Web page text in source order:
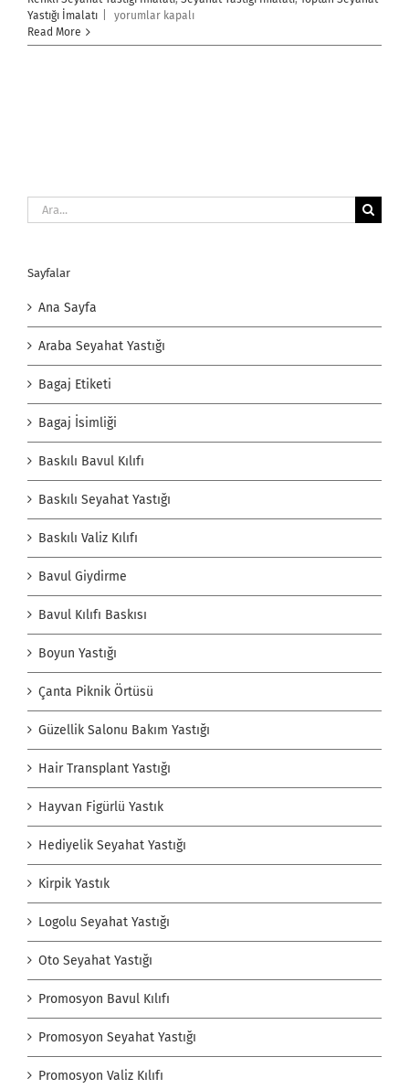
Yastığı İmalatı
Seyahat
İmalatı
yorumlar kapalı
Read More
Ara:
Sayfalar
Ana Sayfa
Araba Seyahat Yastığı
Bagaj Etiketi
Bagaj İsimliği
Baskılı Bavul Kılıfı
Baskılı Seyahat Yastığı
Baskılı Valiz Kılıfı
Bavul Giydirme
Bavul Kılıfı Baskısı
Boyun Yastığı
Çanta Piknik Örtüsü
Güzellik Salonu Bakım Yastığı
Hair Transplant Yastığı
Hayvan Figürlü Yastık
Hediyelik Seyahat Yastığı
Kirpik Yastık
Logolu Seyahat Yastığı
Oto Seyahat Yastığı
Promosyon Bavul Kılıfı
Promosyon Seyahat Yastığı
Promosyon Valiz Kılıfı